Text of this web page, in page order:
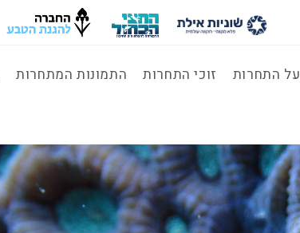
על התחרות זוכי התחרות התמונות המתחרות